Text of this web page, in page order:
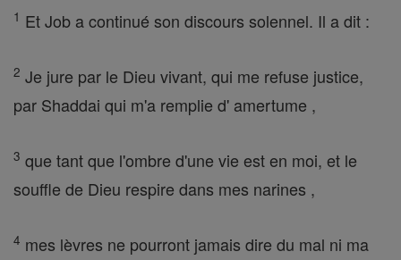
1 Et Job a continué son discours solennel. Il a dit :
2 Je jure par le Dieu vivant, qui me refuse justice,
par Shaddai qui m'a remplie d' amertume ,
3 que tant que l'ombre d'une vie est en moi, et le
souffle de Dieu respire dans mes narines ,
4 mes lèvres ne pourront jamais dire du mal ni ma